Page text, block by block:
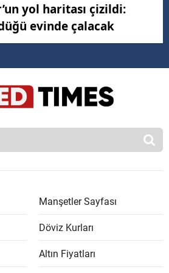
yol haritası çizildi:
evinde çalacak
Manşetler Sayfası
Döviz Kurları
Altın Fiyatları